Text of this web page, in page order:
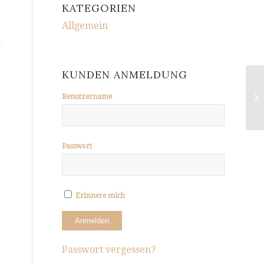
KATEGORIEN
Allgemein
KUNDEN ANMELDUNG
Benutzername
Passwort
Erinnere mich
Passwort vergessen?